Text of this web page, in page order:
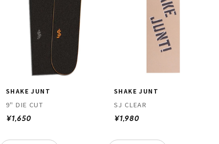
SHAKE JUNT
9" DIE CUT
¥1,650
SHAKE JUNT
SJ CLEAR
¥1,980